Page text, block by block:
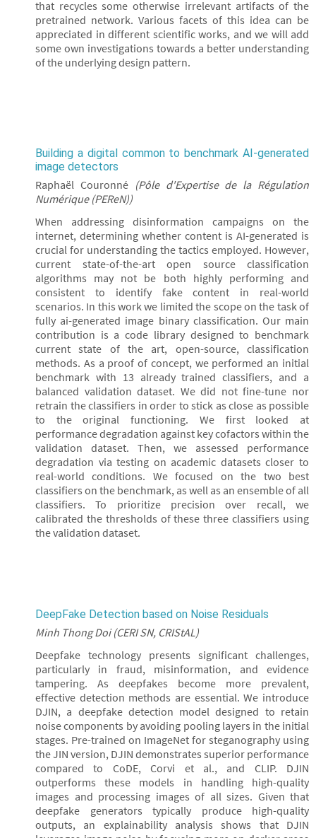
that recycles some otherwise irrelevant artifacts of the
pretrained network. Various facets of this idea can be
appreciated in different scientific works, and we will add
some own investigations towards a better understanding
of the underlying design pattern.
Building a digital common to benchmark AI-generated
image detectors
Raphaël Couronné(Pôle d'Expertise de la Régulation
Numérique (PEReN))
When addressing disinformation campaigns on the
internet, determining whether content is AI-generated is
crucial for understanding the tactics employed. However,
current state-of-the-art open source classification
algorithms may not be both highly performing and
consistent to identify fake content in real-world
scenarios. In this work we limited the scope on the task of
fully ai-generated image binary classification. Our main
contribution is a code library designed to benchmark
current state of the art, open-source, classification
methods. As a proof of concept, we performed an initial
benchmark with 13 already trained classifiers, and a
balanced validation dataset. We did not fine-tune nor
retrain the classifiers in order to stick as close as possible
to the original functioning. We first looked at
performance degradation against key cofactors within the
validation dataset. Then, we assessed performance
degradation via testing on academic datasets closer to
real-world conditions. We focused on the two best
classifiers on the benchmark, as well as an ensemble of all
classifiers. To prioritize precision over recall, we
calibrated the thresholds of these three classifiers using
the validation dataset.
DeepFake Detection based on Noise Residuals
Minh Thong Doi (CERI SN, CRIStAL)
Deepfake technology presents significant challenges,
particularly in fraud, misinformation, and evidence
tampering. As deepfakes become more prevalent,
effective detection methods are essential. We introduce
DJIN, a deepfake detection model designed to retain
noise components by avoiding pooling layers in the initial
stages. Pre-trained on ImageNet for steganography using
the JIN version, DJIN demonstrates superior performance
compared to CoDE, Corvi et al., and CLIP. DJIN
outperforms these models in handling high-quality
images and processing images of all sizes. Given that
deepfake generators typically produce high-quality
outputs, an explainability analysis shows that DJIN